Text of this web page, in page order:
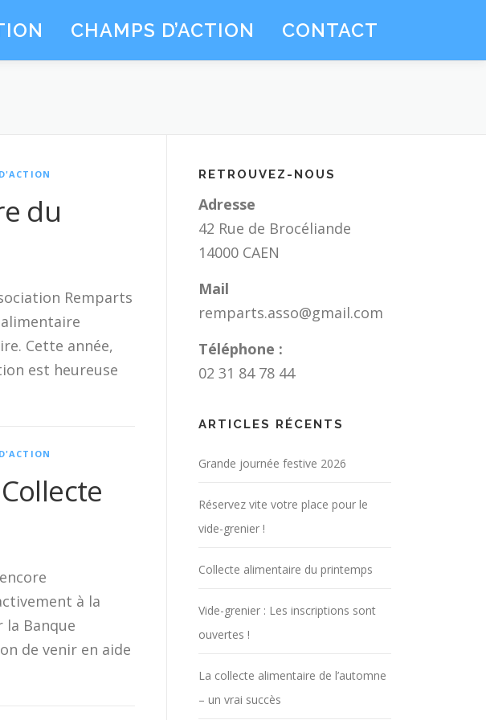
CHAMPS D’ACTION CONTACT
du
Remparts
Cette année,
est heureuse
à la
Banque
de venir en aide
RETROUVEZ-NOUS
Adresse
42 Rue de Brocéliande
14000 CAEN
Mail
remparts.asso@gmail.com
Téléphone :
02 31 84 78 44
ARTICLES RÉCENTS
Grande journée festive 2026
Réservez vite votre place pour le
vide-grenier !
Collecte alimentaire du printemps
Vide-grenier : Les inscriptions sont
ouvertes !
La collecte alimentaire de l’automne
– un vrai succès